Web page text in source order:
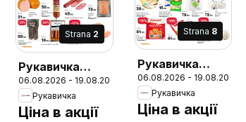
Strana 2
Рукавичка
Поточний
каталог
06.08.2026 - 19.08.2026
Рукавичка
Ціна в акції
Strana 8
Рукавичка
Поточний
каталог
06.08.2026 - 19.08.2026
Рукавичка
Ціна в акції